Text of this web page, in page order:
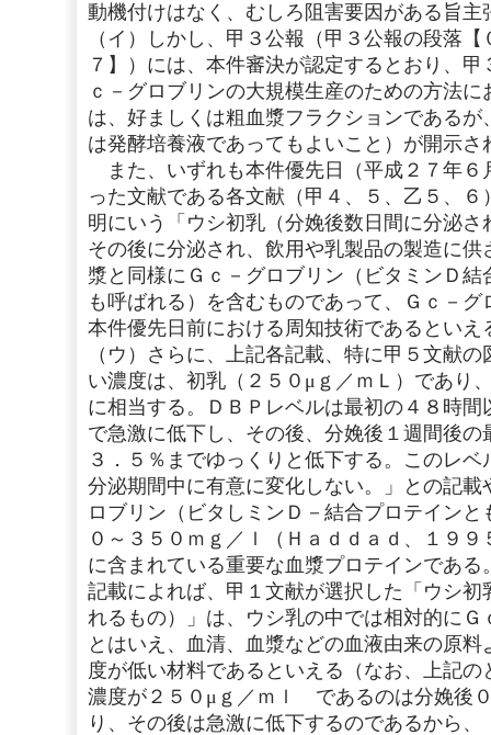
動機付けはなく、むしろ阻害要因がある旨主
（イ）しかし、甲３公報（甲３公報の段落
７】）には、本件審決が認定するとおり、
ｃ－グロブリンの大規模生産のための方法
は、好ましくは粗血漿フラクションである
は発酵培養液であってもよいこと）が開示さ
また、いずれも本件優先日（平成２７年６
った文献である各文献（甲４、５、乙５、
明にいう「ウシ初乳（分娩後数日間に分泌
その後に分泌され、飲用や乳製品の製造に
漿と同様にＧｃ－グロブリン（ビタミンＤ
も呼ばれる）を含むものであって、Ｇｃ－
本件優先日前における周知技術であるといえ
（ウ）さらに、上記各記載、特に甲５文献
い濃度は、初乳（２５０μｇ／ｍＬ）であり
に相当する。ＤＢＰレベルは最初の４８時
で急激に低下し、その後、分娩後１週間後
３．５％までゆっくりと低下する。このレ
分泌期間中に有意に変化しない。」との記
ロブリン（ビタしミンＤ－結合プロテイン
０～３５０ｍｇ／ｌ（Ｈａｄｄａｄ、１９
に含まれている重要な血漿プロテインであ
記載によれば、甲１文献が選択した「ウシ
れるもの）」は、ウシ乳の中では相対的に
とはいえ、血清、血漿などの血液由来の原
度が低い材料であるといえる（なお、上記
濃度が２５０μｇ／ｍｌ であるのは分娩後
り、その後は急激に低下するのであるから